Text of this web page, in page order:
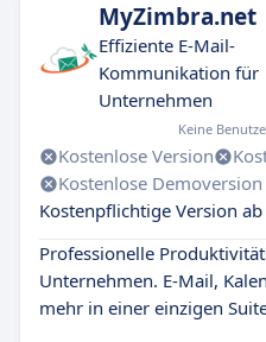
MyZimbra.net
Effiziente E-Mail-
Kommunikation für
Unternehmen
Keine
Kostenlose Version
Kostenlose Demoversion
Kostenpflichtige Version ab
Professionelle
Unternehmen. E-Mail,
mehr in einer einzigen